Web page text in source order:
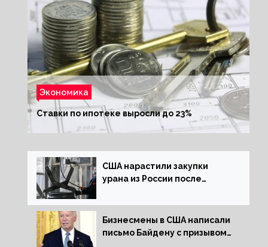
Экономика
Ставки по ипотеке выросли до 23%
США нарастили закупки
урана из России после
Бизнесмены в США написали
письмо Байдену с призывом